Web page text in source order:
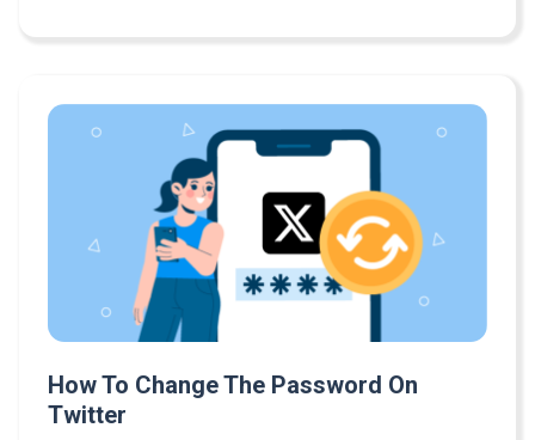
How To Change The Password On
Twitter